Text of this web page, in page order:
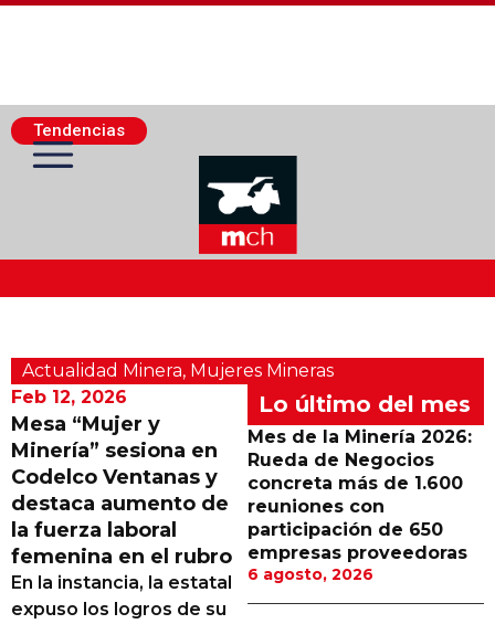
Tendencias
Actualidad Minera
Minería Superficie
Minerí­a Subterránea
Proveedores
Canal Digital
Columnas de Opinión
Actualidad Minera, Mujeres Mineras
Feb 12, 2026
Mesa “Mujer y
Minería” sesiona en
Codelco Ventanas y
destaca aumento de
la fuerza laboral
femenina en el rubro
En la instancia, la estatal
expuso los logros de su
Lo último del mes
Mes de la Minería 2026:
Rueda de Negocios
concreta más de 1.600
reuniones con
participación de 650
empresas proveedoras
6 agosto, 2026